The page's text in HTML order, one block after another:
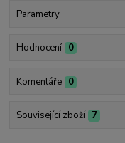
Parametry
Hodnocení 0
Komentáře 0
Související zboží 7